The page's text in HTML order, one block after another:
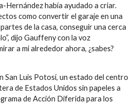
Hernández había ayudado a criar.
como convertir el garaje en una
de la casa, conseguir una cerca
dijo Gauffeny con la voz
a mi alrededor ahora, ¿sabes?
San Luis Potosí, un estado del centro
de Estados Unidos sin papeles a
de Acción Diferida para los